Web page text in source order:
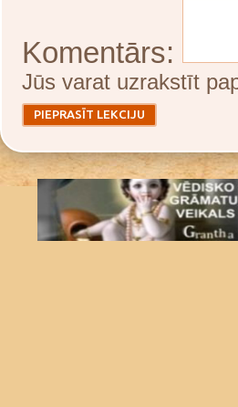
Komentārs:
Jūs varat uzrakstīt